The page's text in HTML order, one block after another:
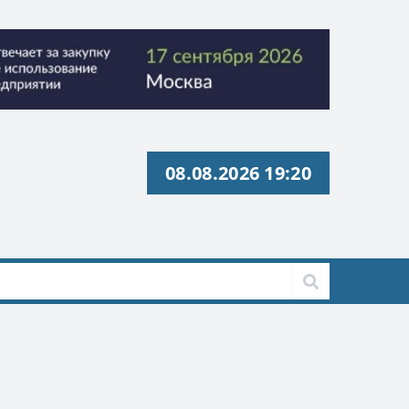
ИНН 9729326695 Токен: 2VtzquzomsY
ИНН 9729326695 Токен: 2VtzquzomsY
08.08.2026 19:20